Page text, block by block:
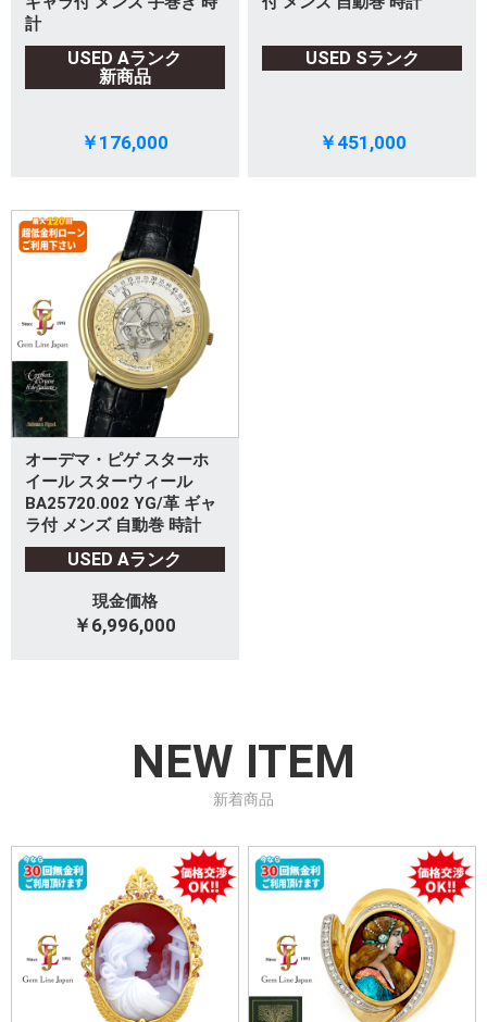
計
USED Aランク
新商品
￥176,000
USED Sランク
￥451,000
オーデマ・ピゲ スターホ
イール スターウィール
BA25720.002 YG/革 ギャ
ラ付 メンズ 自動巻 時計
USED Aランク
現金価格
￥6,996,000
NEW ITEM
新着商品